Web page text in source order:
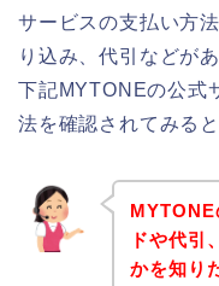
サービスの支払い方
り込み、代引などが
下記MYTONEの公式
法を確認されてみる
MYTONE
ドや代引
かを知り